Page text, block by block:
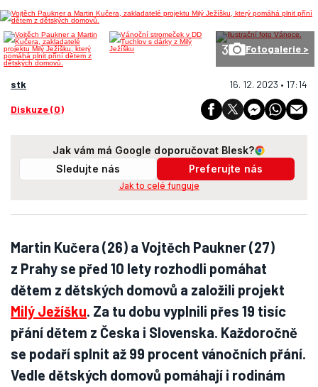
3 Fotogalerie >
stk 16. 12. 2023 • 17:14
Diskuze (0)
Jak vám má Google doporučovat Blesk?
Sledujte nás
Preferujte nás
Jak to celé funguje
Martin Kučera (26) a Vojtěch Paukner (27)
z Prahy se před 10 lety rozhodli pomáhat
dětem z dětských domovů a založili projekt
Milý Ježíšku. Za tu dobu vyplnili přes 19 tisíc
přání dětem z Česka i Slovenska. Každoročně
se podaří splnit až 99 procent vánočních přání.
Vedle dětských domovů pomáhají i rodinám